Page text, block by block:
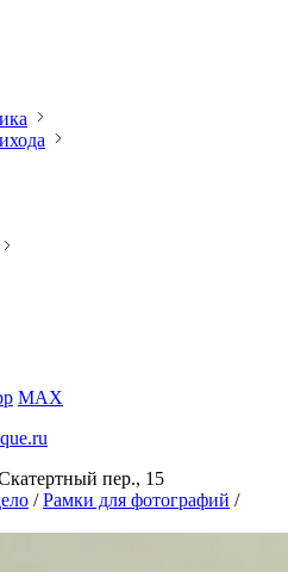
MAX
пер., 15
/ Рамки для фотографий /